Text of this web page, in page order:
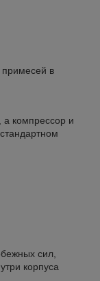
примесей в
компрессор и
сил,
корпуса